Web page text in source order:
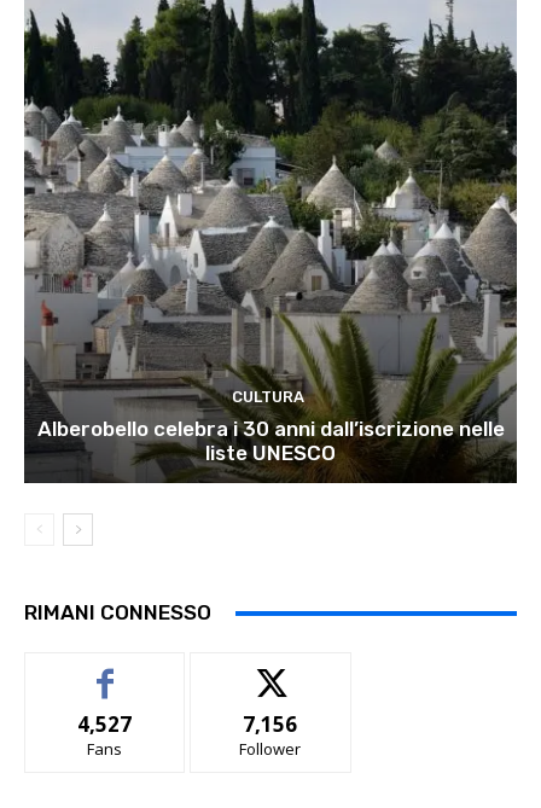
CULTURA
Alberobello celebra i 30 anni dall’iscrizione nelle
liste UNESCO
RIMANI CONNESSO
4,527
Fans
7,156
Follower